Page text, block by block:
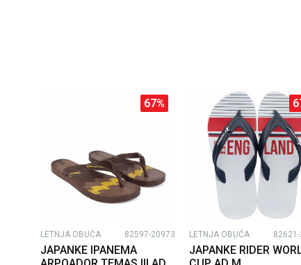
67%
LETNJA OBUĆA 82597-20973
JAPANKE IPANEMA
LETNJA OBUĆA
JAPANKE RIDER